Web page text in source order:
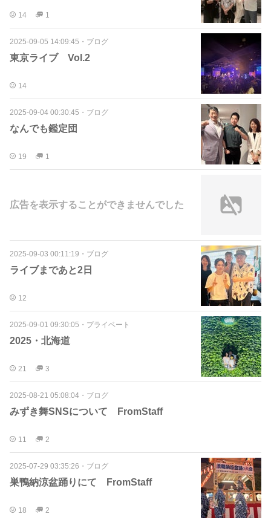
14 1
2025-09-05 14:09:45 ・ ブログ
東京ライブ Vol.2
14
2025-09-04 00:30:45 ・ ブログ
なんでも鑑定団
19 1
広告を表示することができませんでした
2025-09-03 00:11:19 ・ ブログ
ライブまであと2日
12
2025-09-01 09:30:05 ・ プライベート
2025・北海道
21 3
2025-08-21 05:08:04 ・ ブログ
みずき舞SNSについて FromStaff
11 2
2025-07-29 03:35:26 ・ ブログ
巣鴨納涼盆踊りにて FromStaff
18 2